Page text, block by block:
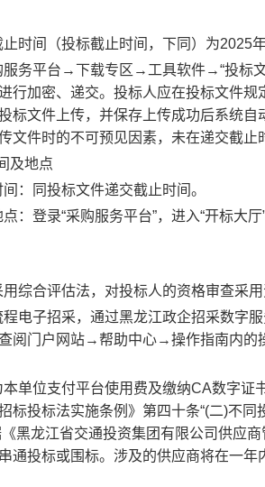
时间（投标截止时间，下同）为2025
服务平台 →下载专区→工具软件→“投标
行加密、递交。投标人应在投标文件
标文件上传，并保存上传成功后系统
文件时的不可预见因素，未在递交截
及地点
间 ： 同投标文件递交截止时间。
点 ：登录“采购服务平台”，进入“开标大厅
用综合评估法，对投标人的资格审查采
电子招采，通过黑龙江政企招采数字
阅门户网站→帮助中心→操作指南内的
单位支付平台使用费及缴纳CA数字
标投标法实施条例》第四十条“(二)不
黑龙江省交通投资集团有限公司供应
通投标或围标。涉及的供应商将在一